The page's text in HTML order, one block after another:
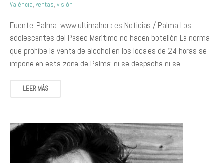
València, ventas, visión
Fuente: Palma. www.ultimahora.es Noticias / Palma Los
adolescentes del Paseo Marítimo no hacen botellón La norma
que prohíbe la venta de alcohol en los locales de 24 horas se
impone en esta zona de Palma: ni se despacha ni se…
LEER MÁS